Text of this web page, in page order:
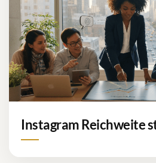
Instagram Reichweite